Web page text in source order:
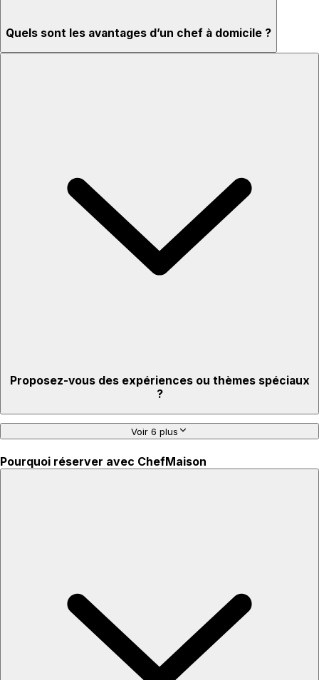
Quels sont les avantages d’un chef à domicile ?
Proposez-vous des expériences ou thèmes spéciaux
?
Voir 6 plus
Pourquoi réserver avec ChefMaison